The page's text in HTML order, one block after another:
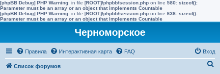
[phpBB Debug] PHP Warning: in file [ROOT]/phpbb/session.php on line 580: sizeof():
Parameter must be an array or an object that implements Countable
[phpBB Debug] PHP Warning: in file [ROOT]/phpbb/session.php on line 636: sizeof():
Parameter must be an array or an object that implements Countable
Черноморское
Правила Интерактивная карта FAQ Вход
Список форумов